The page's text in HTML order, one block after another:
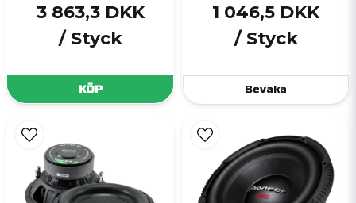
3 863,3 DKK
/ Styck
KÖP
1 046,5 DKK
/ Styck
Bevaka